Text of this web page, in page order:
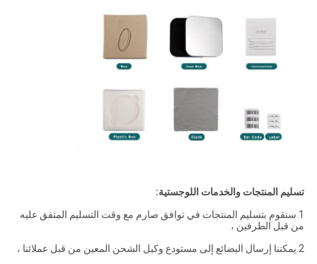
تسليم المنتجات والخدمات اللوجستية:
1.سنقوم بتسليم المنتجات في توافق صارم مع وقت التسليم المتفق عليه
من قبل الطرفين ،
2.يمكننا إرسال البضائع إلى مستودع وكيل الشحن المعين من قبل عملائنا ،